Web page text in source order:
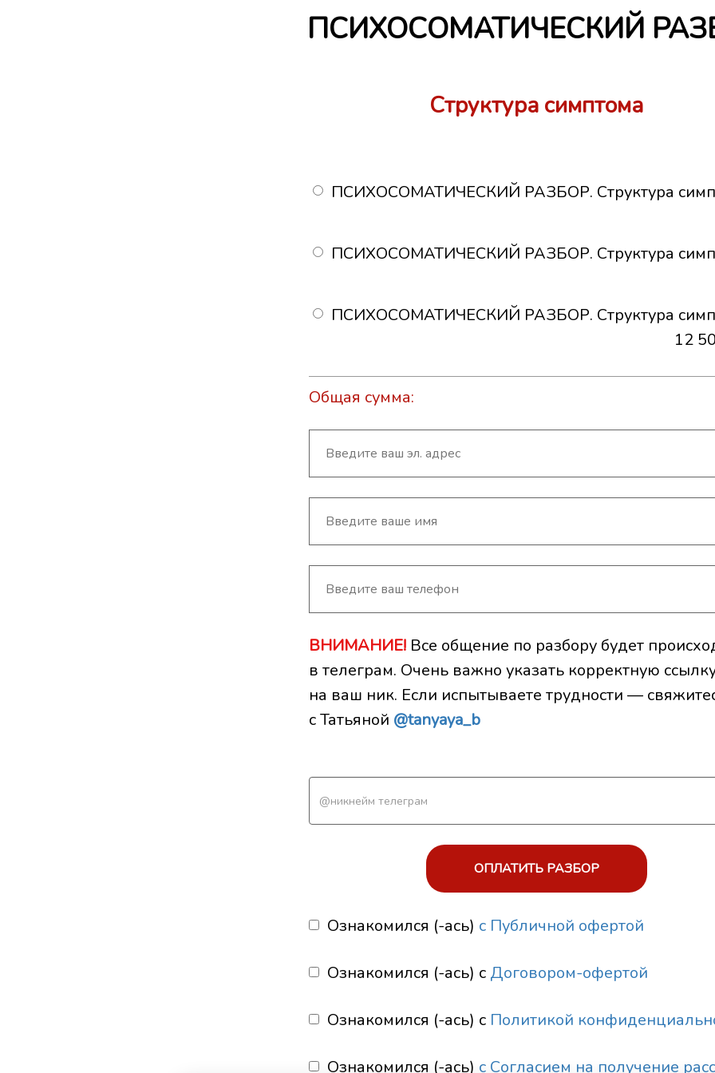
ПСИХОСОМАТИЧЕСКИЙ
Структура симптома
ПСИХОСОМАТИЧЕСКИЙ РАЗБОР. Структура
ПСИХОСОМАТИЧЕСКИЙ РАЗБОР. Структура
ПСИХОСОМАТИЧЕСКИЙ РАЗБОР. Структура
12
Общая сумма:
ВНИМАНИЕ! Все общение по разбору будет
в телеграм. Очень важно указать корректную
на ваш ник. Если испытываете трудности —
с Татьяной @tanyaya_b
ОПЛАТИТЬ РАЗБОР
Ознакомился (-ась) с Публичной офертой
Ознакомился (-ась) с Договором-офертой
Ознакомился (-ась) с Политикой
Ознакомился (-ась) с Согласием на получение